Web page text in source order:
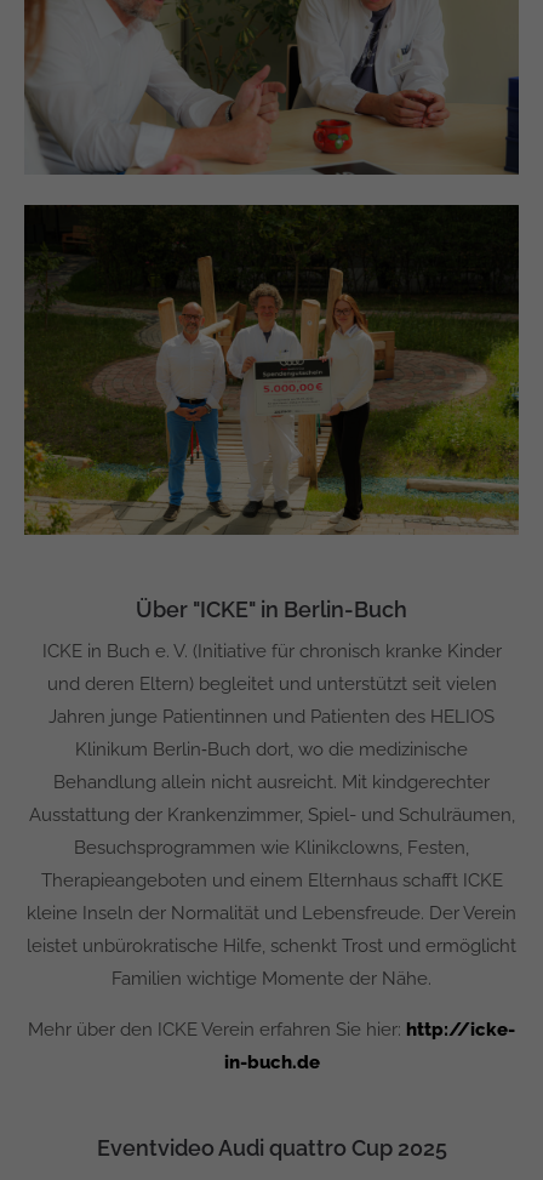
Über "ICKE" in Berlin-Buch
ICKE in Buch e. V. (Initiative für chronisch kranke Kinder
und deren Eltern) begleitet und unterstützt seit vielen
Jahren junge Patientinnen und Patienten des HELIOS
Klinikum Berlin‑Buch dort, wo die medizinische
Behandlung allein nicht ausreicht. Mit kindgerechter
Ausstattung der Krankenzimmer, Spiel- und Schulräumen,
Besuchsprogrammen wie Klinikclowns, Festen,
Therapieangeboten und einem Elternhaus schafft ICKE
kleine Inseln der Normalität und Lebensfreude. Der Verein
leistet unbürokratische Hilfe, schenkt Trost und ermöglicht
Familien wichtige Momente der Nähe.
Mehr über den ICKE Verein erfahren Sie hier: http://icke-
in-buch.de
Eventvideo Audi quattro Cup 2025